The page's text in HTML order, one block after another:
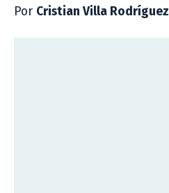
Por Cristian Villa Rodríguez